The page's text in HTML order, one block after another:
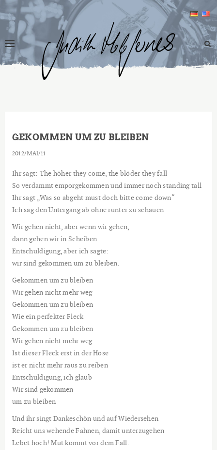
GEKOMMEN UM ZU BLEIBEN
2012 MAI 11
Ihr sagt: The höher they come, the blöder they fall
So verdammt emporgekommen und immer noch standing tall
Ihr sagt „Was so abgeht must doch bitte come down“
Ich sag den Untergang ab ohne runter zu schauen
Wir gehen nicht, aber wenn wir gehen,
dann gehen wir in Scheiben
Entschuldigung, aber ich sagte:
wir sind gekommen um zu bleiben.
Gekommen um zu bleiben
Wir gehen nicht mehr weg
Gekommen um zu bleiben
Wie ein perfekter Fleck
Gekommen um zu bleiben
Wir gehen nicht mehr weg
Ist dieser Fleck erst in der Hose
ist er nicht mehr raus zu reiben
Entschuldigung, ich glaub
Wir sind gekommen
um zu bleiben
Und ihr singt Dankeschön und auf Wiedersehen
Reicht uns wehende Fahnen, damit unterzugehen
Lebet hoch! Mut kommt vor dem Fall.